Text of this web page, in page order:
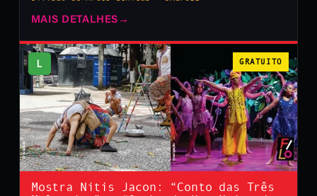
MAIS DETALHES →
L GRATUITO
Mostra Nitis Jacon: “Conto das Três